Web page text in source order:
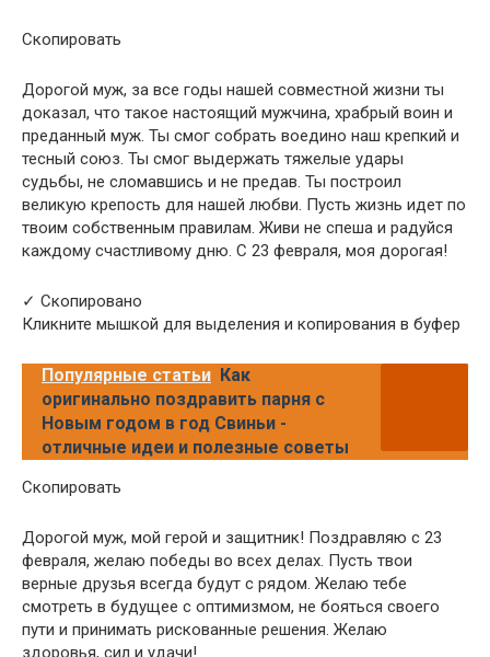
Скопировать
Дорогой муж, за все годы нашей совместной жизни ты
доказал, что такое настоящий мужчина, храбрый воин и
преданный муж. Ты смог собрать воедино наш крепкий и
тесный союз. Ты смог выдержать тяжелые удары
судьбы, не сломавшись и не предав. Ты построил
великую крепость для нашей любви. Пусть жизнь идет по
твоим собственным правилам. Живи не спеша и радуйся
каждому счастливому дню. С 23 февраля, моя дорогая!
✓ Скопировано
Кликните мышкой для выделения и копирования в буфер
Популярные статьи Как
оригинально поздравить парня с
Новым годом в год Свиньи -
отличные идеи и полезные советы
Скопировать
Дорогой муж, мой герой и защитник! Поздравляю с 23
февраля, желаю победы во всех делах. Пусть твои
верные друзья всегда будут с рядом. Желаю тебе
смотреть в будущее с оптимизмом, не бояться своего
пути и принимать рискованные решения. Желаю
здоровья, сил и удачи!